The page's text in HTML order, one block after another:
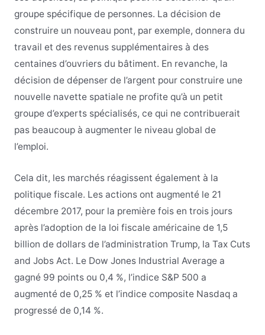
groupe spécifique de personnes. La décision de
construire un nouveau pont, par exemple, donnera du
travail et des revenus supplémentaires à des
centaines d’ouvriers du bâtiment. En revanche, la
décision de dépenser de l’argent pour construire une
nouvelle navette spatiale ne profite qu’à un petit
groupe d’experts spécialisés, ce qui ne contribuerait
pas beaucoup à augmenter le niveau global de
l’emploi.
Cela dit, les marchés réagissent également à la
politique fiscale. Les actions ont augmenté le 21
décembre 2017, pour la première fois en trois jours
après l’adoption de la loi fiscale américaine de 1,5
billion de dollars de l’administration Trump, la Tax Cuts
and Jobs Act. Le Dow Jones Industrial Average a
gagné 99 points ou 0,4 %, l’indice S&P 500 a
augmenté de 0,25 % et l’indice composite Nasdaq a
progressé de 0,14 %.